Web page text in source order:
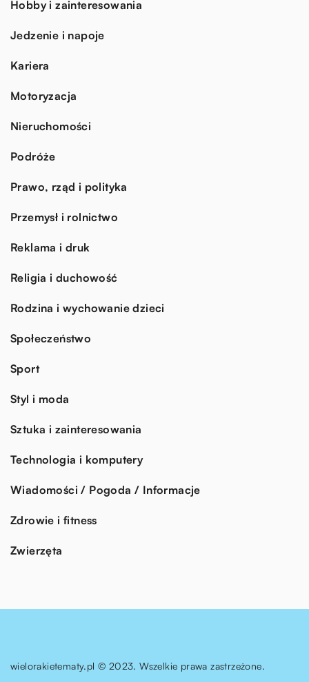
Hobby i zainteresowania
Jedzenie i napoje
Kariera
Motoryzacja
Nieruchomości
Podróże
Prawo, rząd i polityka
Przemysł i rolnictwo
Reklama i druk
Religia i duchowość
Rodzina i wychowanie dzieci
Społeczeństwo
Sport
Styl i moda
Sztuka i zainteresowania
Technologia i komputery
Wiadomości / Pogoda / Informacje
Zdrowie i fitness
Zwierzęta
wielorakietematy.pl © 2023. Wszelkie prawa zastrzeżone.